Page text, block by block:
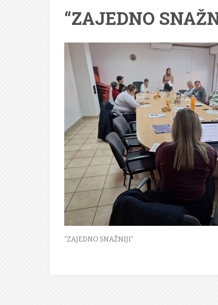
“ZAJEDNO
“ZAJEDNO SNAŽNIJI”